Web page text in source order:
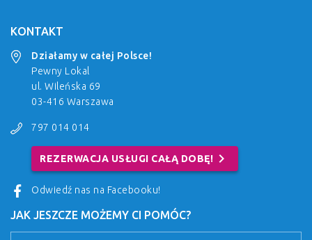
KONTAKT
Działamy w całej Polsce!
Pewny Lokal
ul. Wileńska 69
03-416 Warszawa
797 014 014
REZERWACJA USŁUGI CAŁĄ DOBĘ! chevron_right
Odwiedź nas na Facebooku!
JAK JESZCZE MOŻEMY CI POMÓC?